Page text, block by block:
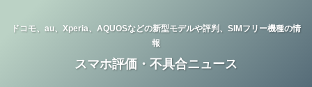
ドコモ、au、Xperia、AQUOSなどの新型モデルや評判、SIMフリー機種の情
報
スマホ評価・不具合ニュース